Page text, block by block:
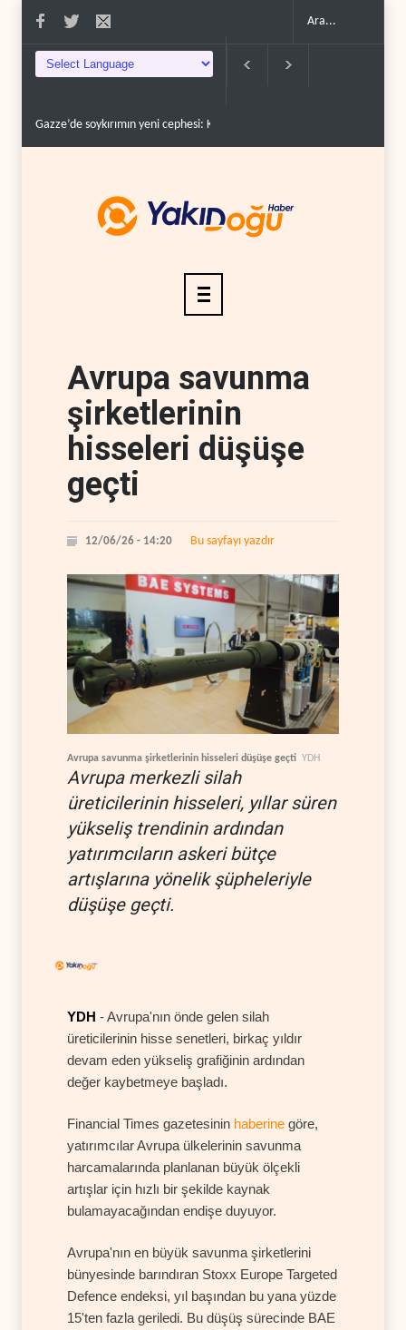
Gazze’de soykırımın yeni cephesi: Kamyonlar ve sürüc�..
Avrupa savunma
şirketlerinin
hisseleri düşüşe
geçti
12/06/26 - 14:20 Bu sayfayı yazdır
Avrupa savunma şirketlerinin hisseleri düşüşe geçti YDH
Avrupa merkezli silah
üreticilerinin hisseleri, yıllar süren
yükseliş trendinin ardından
yatırımcıların askeri bütçe
artışlarına yönelik şüpheleriyle
düşüşe geçti.
YDH - Avrupa'nın önde gelen silah
üreticilerinin hisse senetleri, birkaç yıldır
devam eden yükseliş grafiğinin ardından
değer kaybetmeye başladı.
Financial Times gazetesinin haberine göre,
yatırımcılar Avrupa ülkelerinin savunma
harcamalarında planlanan büyük ölçekli
artışlar için hızlı bir şekilde kaynak
bulamayacağından endişe duyuyor.
Avrupa'nın en büyük savunma şirketlerini
bünyesinde barındıran Stoxx Europe Targeted
Defence endeksi, yıl başından bu yana yüzde
15'ten fazla geriledi. Bu düşüş sürecinde BAE